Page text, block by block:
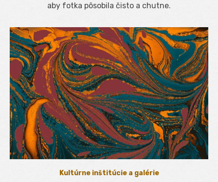
aby fotka pôsobila čisto a chutne.
Kultúrne inštitúcie a galérie